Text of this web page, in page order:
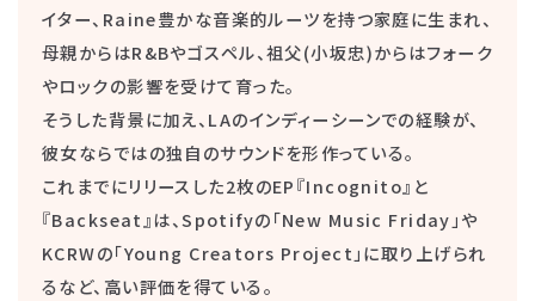
イター、Raine豊かな音楽的ルーツを持つ家庭に生まれ、
母親からはR&Bやゴスペル、祖父(小坂忠)からはフォーク
やロックの影響を受けて育った。
そうした背景に加え、LAのインディーシーンでの経験が、
彼女ならではの独自のサウンドを形作っている。
これまでにリリースした2枚のEP『Incognito』と
『Backseat』は、Spotifyの「New Music Friday」や
KCRWの「Young Creators Project」に取り上げられ
るなど、高い評価を得ている。